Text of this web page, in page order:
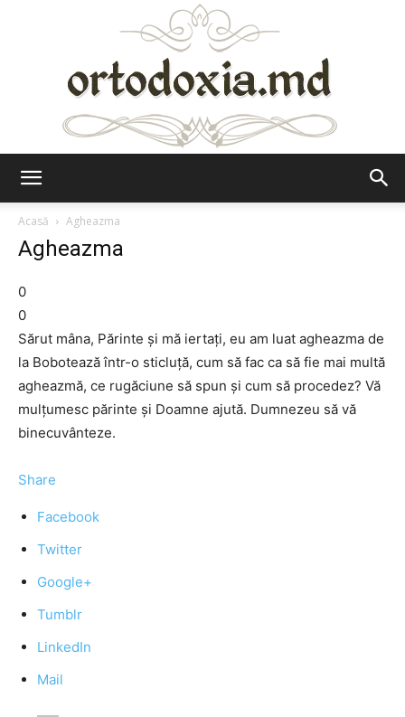
Acasă
Agheazma
Agheazma
0
0
Sărut mâna, Părinte şi mă iertaţi, eu am luat agheazma de
la Bobotează într-o sticluţă, cum să fac ca să fie mai multă
agheazmă, ce rugăciune să spun şi cum să procedez? Vă
mulţumesc părinte şi Doamne ajută. Dumnezeu să vă
binecuvânteze.
Share
Facebook
Twitter
Google+
Tumblr
LinkedIn
Mail